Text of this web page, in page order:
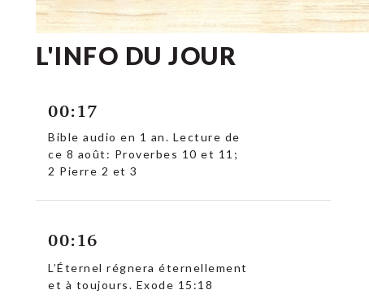
L'INFO DU JOUR
00:17
Bible audio en 1 an. Lecture de
ce 8 août: Proverbes 10 et 11;
2 Pierre 2 et 3
00:16
L’Éternel régnera éternellement
et à toujours. Exode 15:18